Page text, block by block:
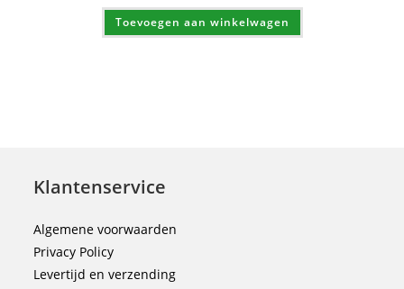
Toevoegen aan winkelwagen
Klantenservice
Algemene voorwaarden
Privacy Policy
Levertijd en verzending